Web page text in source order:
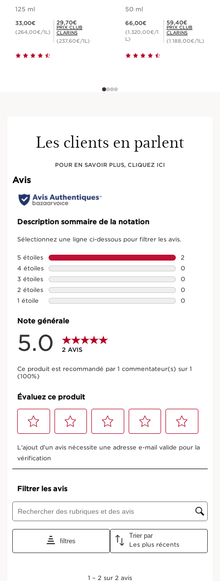
125 ml
33,00€
(264,00€/1L)
Prix Club Clarins 29,70€
29,70€
PRIX CLUB
CLARINS
(237,60€/1L)
50 ml
66,00€
(1.320,00€/1
L)
Prix Club Clarins 59,40€
59,40€
PRIX CLUB
CLARINS
(1.188,00€/1L)
Les clients en parlent
POUR EN SAVOIR PLUS, CLIQUEZ ICI